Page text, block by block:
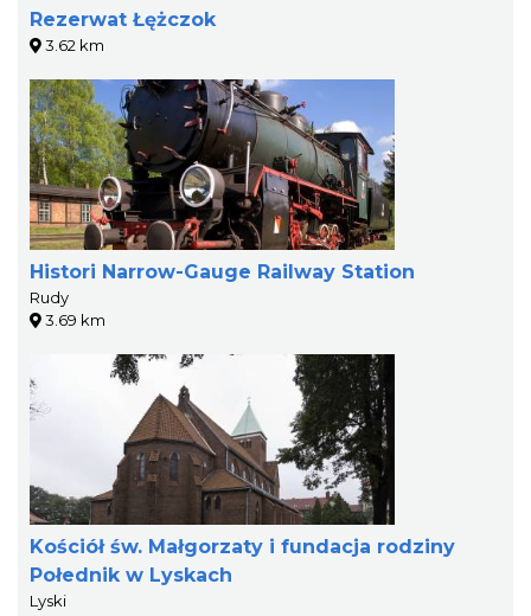
Rezerwat Łężczok
3.62 km
Histori Narrow-Gauge Railway Station
Rudy
3.69 km
Kościół św. Małgorzaty i fundacja rodziny
Połednik w Lyskach
Lyski